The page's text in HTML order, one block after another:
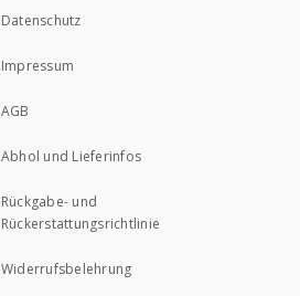
Datenschutz
Impressum
AGB
Abhol und Lieferinfos
Rückgabe- und
Rückerstattungsrichtlinie
Widerrufsbelehrung